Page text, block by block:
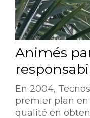
Animés
En 2004,
premier plan
qualité en